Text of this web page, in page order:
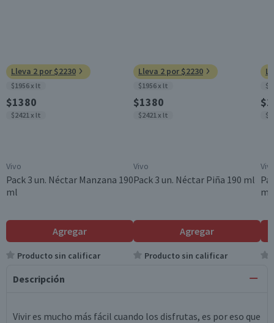
Lleva 2 por $2230
$1956 x lt
$1380
$2421 x lt
Vivo
Pack 3 un. Néctar Manzana 190
ml
Agregar
Producto sin calificar
Lleva 2 por $2230
$1956 x lt
$1380
$2421 x lt
Vivo
Pack 3 un. Néctar Piña 190 ml
Agregar
Producto sin calificar
ml
Descripción
Vivir es mucho más fácil cuando los disfrutas, es por eso que